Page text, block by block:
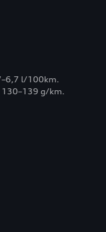
l/100km.
130–139 g/km.